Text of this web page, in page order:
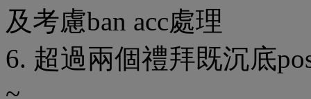
及考慮ban acc處理
6. 超過兩個禮拜既沉底